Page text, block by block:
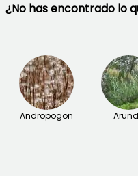
¿No has encontrado lo
Andropogon